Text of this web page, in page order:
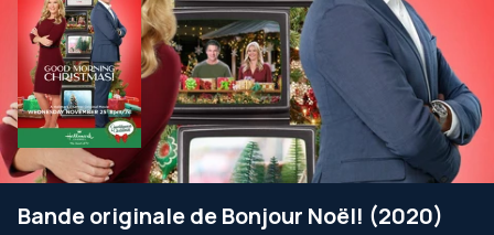
Bande originale de Bonjour Noël! (2020)